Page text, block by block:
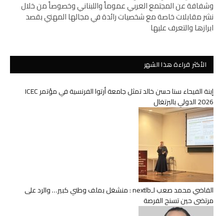
وشفافة عن المجتمع العربي عموماً واللبناني وخصوصاً من خلال
نشر مقابلات خاصة مع شخصيات رائدة في مجالها المهني بقصد
ابرازها والتعرف عليها
الأكثر قراءة هذا الشهر
إبنة الفيحاء سنا حسن خالد تمثل جامعة أرتوا الفرنسية في مؤتمر ICEC
2026 الدولي بالبرتغال
القاضي محمد صعب لـnextlb : منشغل بملف وطني كبير… والرد على
مرتضى حين تسنح الفرصة